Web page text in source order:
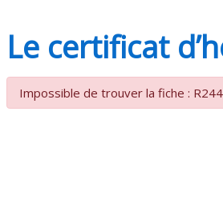
Le certificat
Impossible de trouver la fiche :